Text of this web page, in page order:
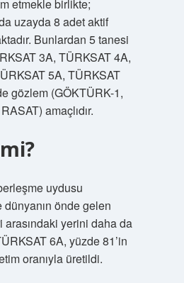
etmekle birlikte;
uzayda 8 adet aktif
Bunlardan 5 tanesi
3A, TÜRKSAT 4A,
5A, TÜRKSAT
gözlem (GÖKTÜRK-1,
amaçlıdır.
uydusu
önde gelen
arasındaki yerini daha da
6A, yüzde 81’in
oranıyla üretildi.